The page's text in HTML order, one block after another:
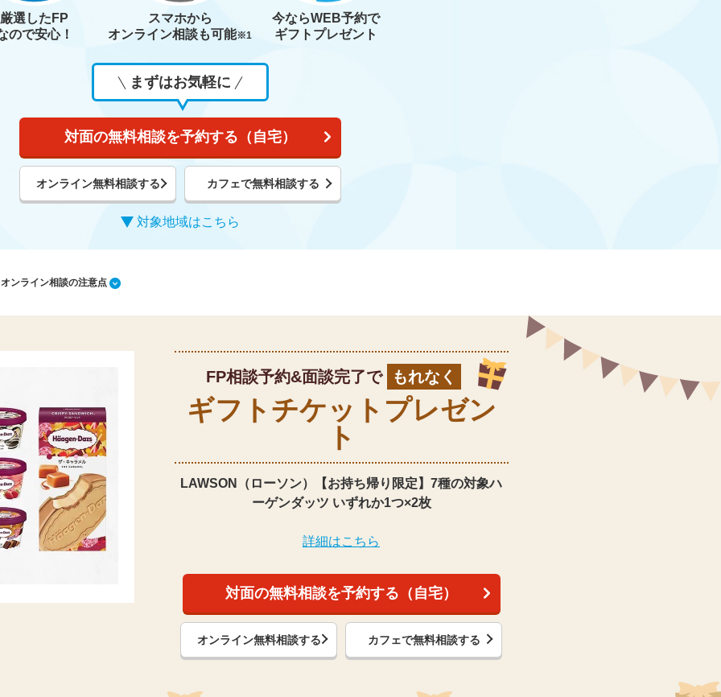
厳選したFP
ので安心！
スマホから
オンライン相談も可能※1
今ならWEB予約で
ギフトプレゼント
まずはお気軽に
対面の無料相談を予約する（自宅）
オンライン無料相談する カフェで無料相談する
対象地域はこちら
ンライン相談の注意点
FP相談予約&面談完了で もれなく
ギフトチケット プレゼン
ト
LAWSON（ローソン）【お持ち帰り限定】 7種の対象ハ
ーゲンダッツ いずれか1つ×2枚
詳細はこちら
対面の無料相談を予約する（自宅）
オンライン無料相談する カフェで無料相談する